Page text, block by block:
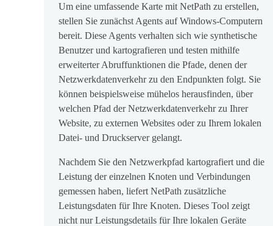
Um eine umfassende Karte mit NetPath zu erstellen,
stellen Sie zunächst Agents auf Windows-Computern
bereit. Diese Agents verhalten sich wie synthetische
Benutzer und kartografieren und testen mithilfe
erweiterter Abruffunktionen die Pfade, denen der
Netzwerkdatenverkehr zu den Endpunkten folgt. Sie
können beispielsweise mühelos herausfinden, über
welchen Pfad der Netzwerkdatenverkehr zu Ihrer
Website, zu externen Websites oder zu Ihrem lokalen
Datei- und Druckserver gelangt.
Nachdem Sie den Netzwerkpfad kartografiert und die
Leistung der einzelnen Knoten und Verbindungen
gemessen haben, liefert NetPath zusätzliche
Leistungsdaten für Ihre Knoten. Dieses Tool zeigt
nicht nur Leistungsdetails für Ihre lokalen Geräte